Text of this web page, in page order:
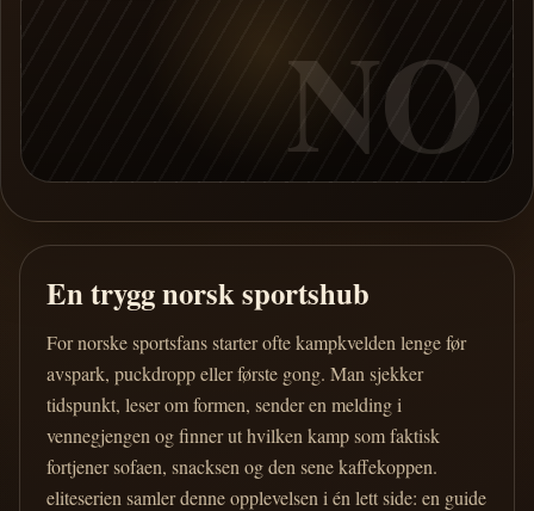
NO
En trygg norsk sportshub
For norske sportsfans starter ofte kampkvelden lenge før
avspark, puckdropp eller første gong. Man sjekker
tidspunkt, leser om formen, sender en melding i
vennegjengen og finner ut hvilken kamp som faktisk
fortjener sofaen, snacksen og den sene kaffekoppen.
eliteserien samler denne opplevelsen i én lett side: en guide